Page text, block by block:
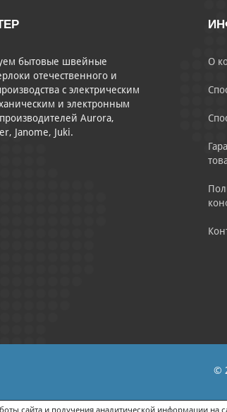
бытовые швейные
отечественного и
с электрическим
и электронным
Aurora,
Janome, Juki.
О
©
| СОГЛАСИЕ НА ПОЛУЧЕНИЕ
сайта и получения аналитической информации на